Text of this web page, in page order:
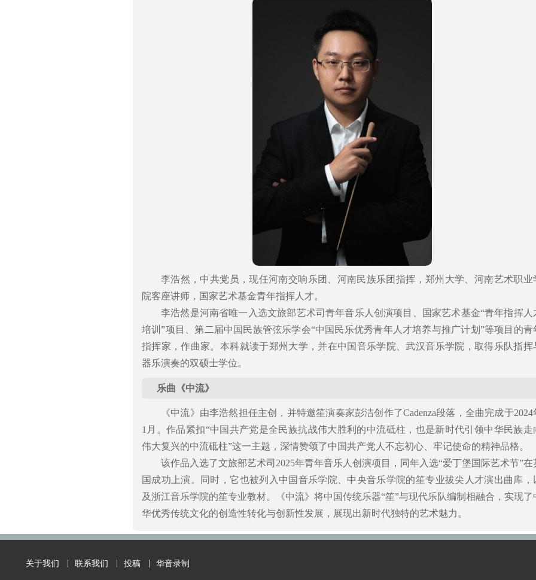
李浩然，中共党员，现任河南交响乐团、河南民族乐团指挥，郑州大学、河南艺术职业
院客座讲师，国家艺术基金青年指挥人才。
李浩然是河南省唯一入选文旅部艺术司青年音乐人创演项目、国家艺术基金“青年指挥人
培训”项目、第二届中国民族管弦乐学会“中国民乐优秀青年人才培养与推广计划”等项目的青
指挥家，作曲家。本科就读于郑州大学，并在中国音乐学院、武汉音乐学院，取得乐队指挥
器乐演奏的双硕士学位。
乐曲《中流》
《中流》由李浩然担任主创，并特邀笙演奏家彭洁创作了Cadenza段落，全曲完成于2024
1月。作品紧扣“中国共产党是全民族抗战伟大胜利的中流砥柱，也是新时代引领中华民族走
伟大复兴的中流砥柱”这一主题，深情赞颂了中国共产党人不忘初心、牢记使命的精神品格。
该作品入选了文旅部艺术司2025年青年音乐人创演项目，同年入选“爱丁堡国际艺术节”在
国成功上演。同时，它也被列入中国音乐学院、中央音乐学院的笙专业拔尖人才演出曲库，
及浙江音乐学院的笙专业教材。《中流》将中国传统乐器“笙”与现代乐队编制相融合，实现了
华优秀传统文化的创造性转化与创新性发展，展现出新时代独特的艺术魅力。
关于我们 联系我们 投稿 华音录制